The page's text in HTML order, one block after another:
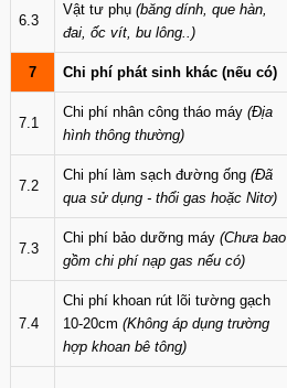
6.3
Vật tư phụ (băng dính, que hàn,
đai, ốc vít, bu lông..)
7 Chi phí phát sinh khác (nếu có)
7.1
Chi phí nhân công tháo máy (Địa
hình thông thường)
7.2
Chi phí làm sạch đường ống (Đã
qua sử dụng - thổi gas hoặc Nitơ)
7.3
Chi phí bảo dưỡng máy (Chưa bao
gồm chi phí nạp gas nếu có)
7.4
Chi phí khoan rút lõi tường gạch
10-20cm (Không áp dụng trường
hợp khoan bê tông)